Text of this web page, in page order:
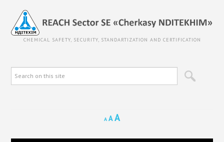
CHEMICAL SAFETY, SECURITY, STANDARTIZATION AND CERTIFICATION
A A A